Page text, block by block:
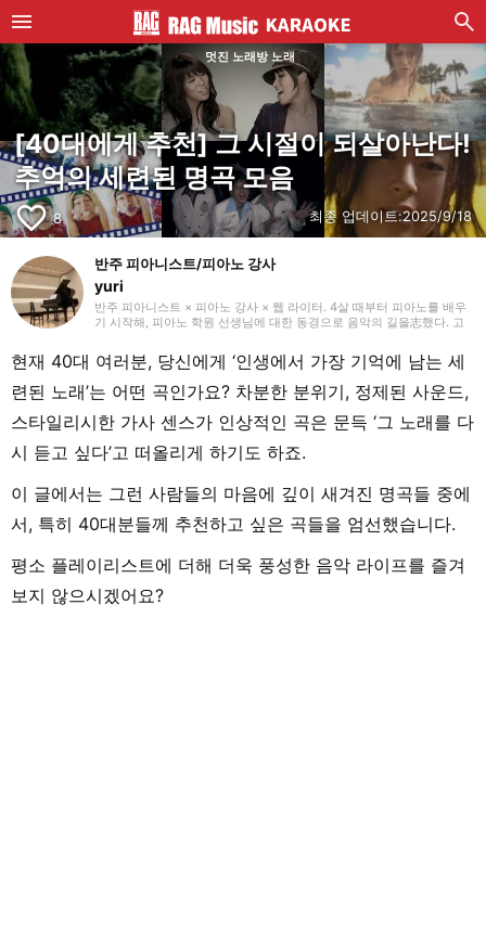
멋진 노래방 노래
[40대에게 추천] 그 시절이 되살아난다!
추억의 세련된 명곡 모음
favorite_border 8 최종 업데이트:2025/9/18
반주 피아니스트/피아노 강사
yuri
반주 피아니스트 × 피아노 강사 × 웹 라이터. 4살 때부터 피아노를 배우
기 시작해, 피아노 학원 선생님에 대한 동경으로 음악의 길을志했다. 고
력에 눈을 떴다. 현재는 피아노를 가르치는 한편, 고향인 아이치 중심으
로 플루트·성악·합창 등의 반주자로 활동하고 있다. 레슨을 통해 제자들
에게서 유행하는 곡을 배울 때도 많아, 일본 음악·서양 음악·CM 곡 등 장
르를 가리지 않고 무엇이든 피아노로 연주해 보는 것이 취미. 2021년부
터는 웹 라이터로서의 활동도 시작해, 음악을 비롯한 다양한 장르의 집필
을 맡고 있다.
현재 40대 여러분, 당신에게 ‘인생에서 가장 기억에 남는 세
련된 노래’는 어떤 곡인가요? 차분한 분위기, 정제된 사운드,
스타일리시한 가사 센스가 인상적인 곡은 문득 ‘그 노래를 다
시 듣고 싶다’고 떠올리게 하기도 하죠.
이 글에서는 그런 사람들의 마음에 깊이 새겨진 명곡들 중에
서, 특히 40대분들께 추천하고 싶은 곡들을 엄선했습니다.
평소 플레이리스트에 더해 더욱 풍성한 음악 라이프를 즐겨
보지 않으시겠어요?